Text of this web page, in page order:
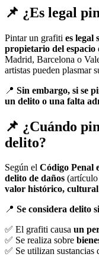
📌 ¿Es legal
Pintar un grafiti es legal
propietario del espacio
Madrid, Barcelona o
artistas pueden plasmar
📍 Sin embargo, si se
un delito o una falta
📌 ¿Cuándo
delito?
Según el Código Penal
delito de daños
valor histórico,
📍 Se considera delito
✅ El grafiti causa un
✅ Se realiza sobre
✅ Se utilizan sustancias